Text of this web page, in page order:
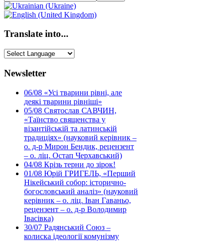
Translate into...
Newsletter
06/08 «Усі тварини рівні, але
деякі тварини рівніші»
05/08 Святослав САВЧИН,
«Таїнство священства у
візантійській та латинській
традиціях» (науковий керівник –
о. д-р Мирон Бендик, рецензент
– о. ліц. Остап Черхавський)
04/08 Крізь терни до зірок!
01/08 Юрій ГРИГЕЛЬ, «Перший
Нікейський собор: історично-
богословський аналіз» (науковий
керівник – о. ліц. Іван Гаваньо,
рецензент – о. д-р Володимир
Івасівка)
30/07 Радянський Союз –
колиска ідеології комунізму